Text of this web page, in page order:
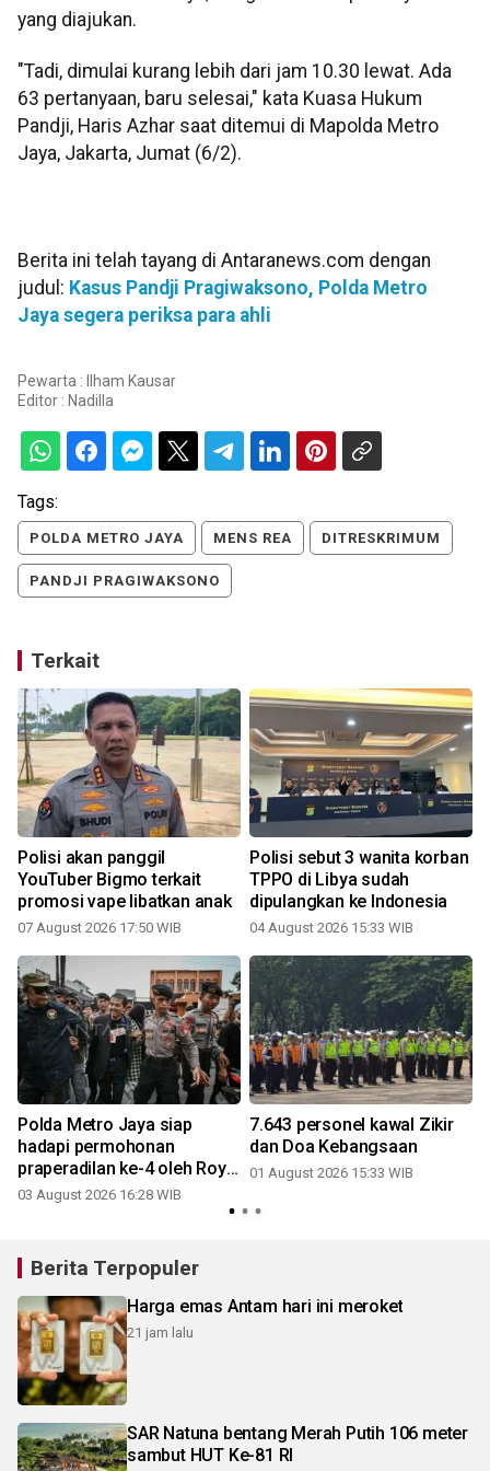
yang diajukan.
"Tadi, dimulai kurang lebih dari jam 10.30 lewat. Ada
63 pertanyaan, baru selesai," kata Kuasa Hukum
Pandji, Haris Azhar saat ditemui di Mapolda Metro
Jaya, Jakarta, Jumat (6/2).
Berita ini telah tayang di Antaranews.com dengan
judul: Kasus Pandji Pragiwaksono, Polda Metro
Jaya segera periksa para ahli
Pewarta : Ilham Kausar
Editor : Nadilla
Tags:
POLDA METRO JAYA MENS REA DITRESKRIMUM
PANDJI PRAGIWAKSONO
Terkait
Polisi akan panggil
YouTuber Bigmo terkait
promosi vape libatkan anak
07 August 2026 17:50 WIB
Polisi sebut 3 wanita korban
TPPO di Libya sudah
dipulangkan ke Indonesia
04 August 2026 15:33 WIB
Polda Metro Jaya siap
hadapi permohonan
praperadilan ke-4 oleh Roy
Suryo
03 August 2026 16:28 WIB
7.643 personel kawal Zikir
dan Doa Kebangsaan
01 August 2026 15:33 WIB
Berita Terpopuler
Harga emas Antam hari ini meroket
21 jam lalu
SAR Natuna bentang Merah Putih 106 meter
sambut HUT Ke-81 RI